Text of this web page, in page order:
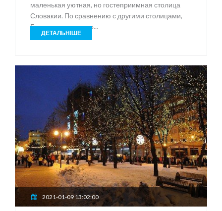
маленькая уютная, но гостеприимная столица
Словакии. По сравнению с другими столицами,
Братислава недоро...
ДЕТАЛЬНІШЕ
2021-01-09 13:02:00